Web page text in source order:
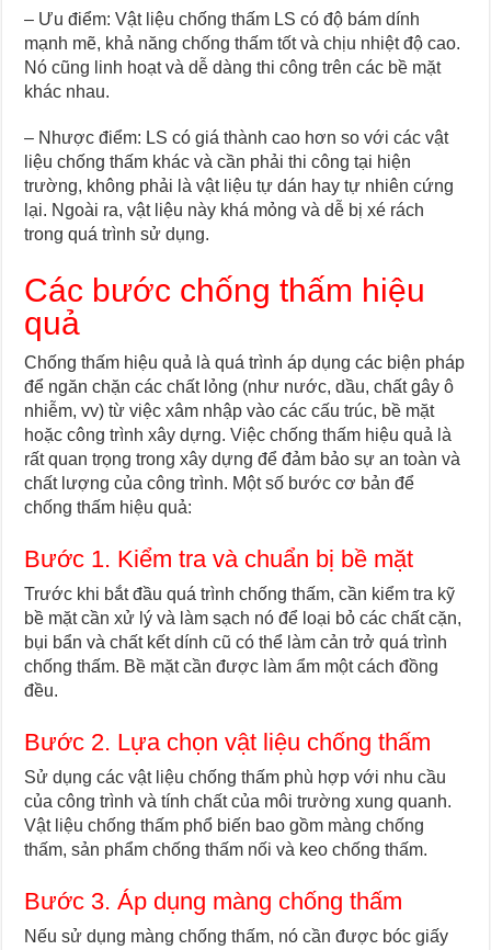
– Ưu điểm: Vật liệu chống thấm LS có độ bám dính
mạnh mẽ, khả năng chống thấm tốt và chịu nhiệt độ cao.
Nó cũng linh hoạt và dễ dàng thi công trên các bề mặt
khác nhau.
– Nhược điểm: LS có giá thành cao hơn so với các vật
liệu chống thấm khác và cần phải thi công tại hiện
trường, không phải là vật liệu tự dán hay tự nhiên cứng
lại. Ngoài ra, vật liệu này khá mỏng và dễ bị xé rách
trong quá trình sử dụng.
Các bước chống thấm hiệu
quả
Chống thấm hiệu quả là quá trình áp dụng các biện pháp
để ngăn chặn các chất lỏng (như nước, dầu, chất gây ô
nhiễm, vv) từ việc xâm nhập vào các cấu trúc, bề mặt
hoặc công trình xây dựng. Việc chống thấm hiệu quả là
rất quan trọng trong xây dựng để đảm bảo sự an toàn và
chất lượng của công trình. Một số bước cơ bản để
chống thấm hiệu quả:
Bước 1. Kiểm tra và chuẩn bị bề mặt
Trước khi bắt đầu quá trình chống thấm, cần kiểm tra kỹ
bề mặt cần xử lý và làm sạch nó để loại bỏ các chất cặn,
bụi bẩn và chất kết dính cũ có thể làm cản trở quá trình
chống thấm. Bề mặt cần được làm ẩm một cách đồng
đều.
Bước 2. Lựa chọn vật liệu chống thấm
Sử dụng các vật liệu chống thấm phù hợp với nhu cầu
của công trình và tính chất của môi trường xung quanh.
Vật liệu chống thấm phổ biến bao gồm màng chống
thấm, sản phẩm chống thấm nối và keo chống thấm.
Bước 3. Áp dụng màng chống thấm
Nếu sử dụng màng chống thấm, nó cần được bóc giấy